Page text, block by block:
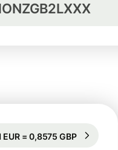
pour 100 h